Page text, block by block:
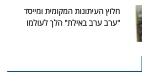
חלוץ העיתונות המקומית ומייסד
"ערב ערב באילת" הלך לעולמו